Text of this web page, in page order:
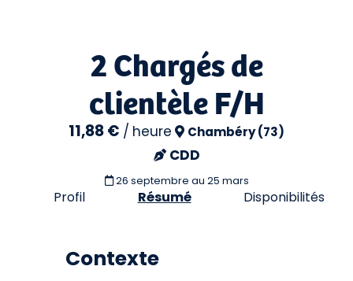
2 Chargés de
clientèle F/H
11,88 € / heure Chambéry (73)
CDD
26 septembre au 25 mars
Profil Résumé Disponibilités
Contexte